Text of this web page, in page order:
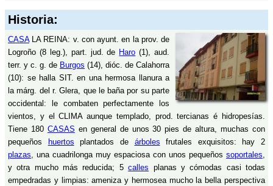
Historia:
CASALA REINA: v. con ayunt. en la prov. de
Logroño (8 leg.), part. jud. de Haro (1), aud.
terr. y c. g. de Burgos (14), dióc. de Calahorra
(10): se halla SIT. en una hermosa llanura a
la márg. del r. Glera, que le baña por su parte
occidental: le combaten perfectamente los
vientos, y el CLIMA aunque templado, prod. tercianas é hidropesías.
Tiene 180 CASAS en general de unos 30 pies de altura, muchas con
pequeños
huertos plantados de árboles frutales exquisitos: hay 2
plazas, una cuadrilonga muy espaciosa con unos pequeños soportales,
y otra mucho más reducida; 5calles planas y cómodas casi todas
empedradas y limpias: ameniza y hermosea mucho la bella perspectiva